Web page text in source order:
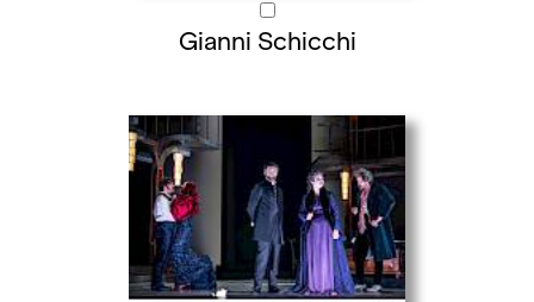
Gianni Schicchi